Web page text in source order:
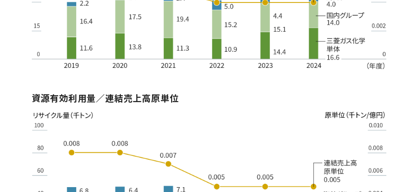
資源有効利用量／連結売上高原単位